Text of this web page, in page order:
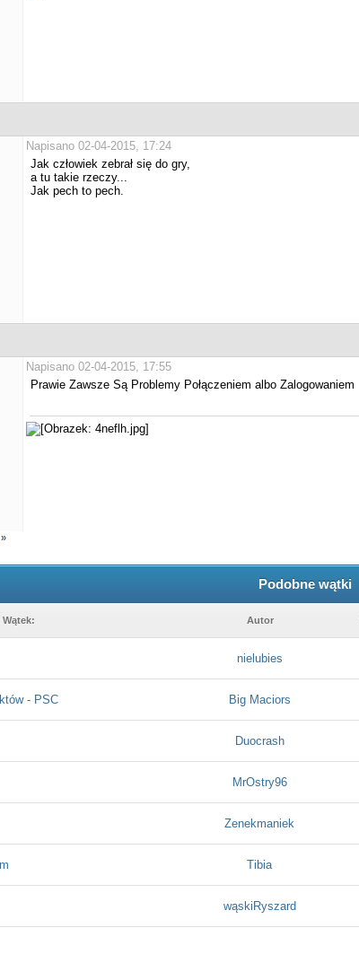
Napisano 02-04-2015, 17:24
Jak człowiek zebrał się do gry,
a tu takie rzeczy...
Jak pech to pech.
Napisano 02-04-2015, 17:55
Prawie Zawsze Są Problemy Połączeniem albo Zalogowaniem
»
Podobne wątki
Wątek: Autor
nielubies
- PSC Big Maciors
Duocrash
MrOstry96
Zenekmaniek
Tibia
wąskiRyszard